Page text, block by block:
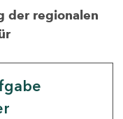
der regionalen